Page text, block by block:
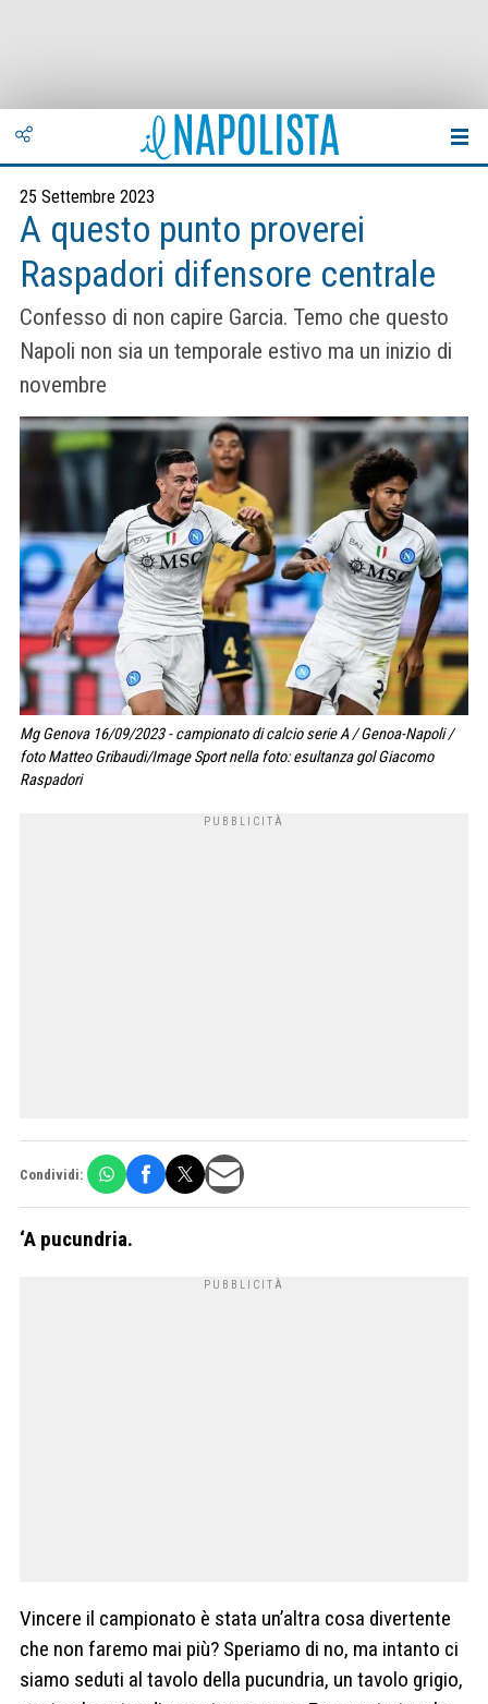
25 Settembre 2023
A questo punto proverei
Raspadori difensore centrale
Confesso di non capire Garcia. Temo che questo
Napoli non sia un temporale estivo ma un inizio di
novembre
Mg Genova 16/09/2023 - campionato di calcio serie A / Genoa-Napoli /
foto Matteo Gribaudi/Image Sport nella foto: esultanza gol Giacomo
Raspadori
Condividi:
‘A pucundria.
Vincere il campionato è stata un’altra cosa divertente
che non faremo mai più? Speriamo di no, ma intanto ci
siamo seduti al tavolo della pucundria, un tavolo grigio,